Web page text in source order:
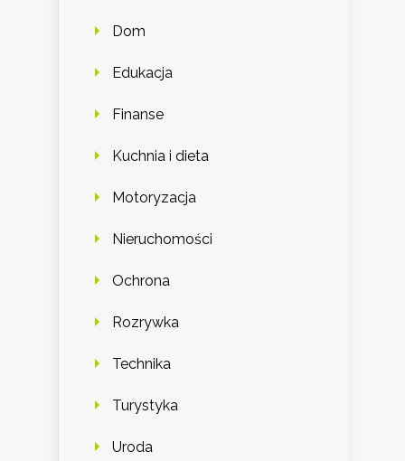
Dom
Edukacja
Finanse
Kuchnia i dieta
Motoryzacja
Nieruchomości
Ochrona
Rozrywka
Technika
Turystyka
Uroda